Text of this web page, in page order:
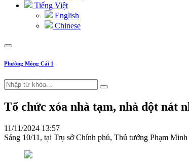
Tiếng Việt
English
Chinese
Phường Móng Cái 1
Tổ chức xóa nhà tạm, nhà dột nát
11/11/2024 13:57
Sáng 10/11, tại Trụ sở Chính phủ, Thủ tướng Phạm